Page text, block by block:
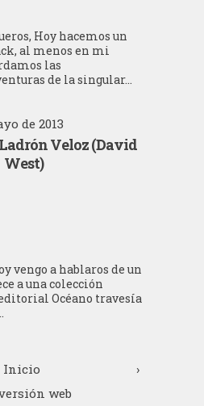
Hoy hacemos un
al menos en mi
las
de la singular...
de 2013
Veloz (David
West)
vengo a hablaros de un
a una colección
Océano travesía
›
Inicio
web